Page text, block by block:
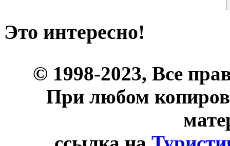
Это интересно!
© 1998-2023, Все
При любом